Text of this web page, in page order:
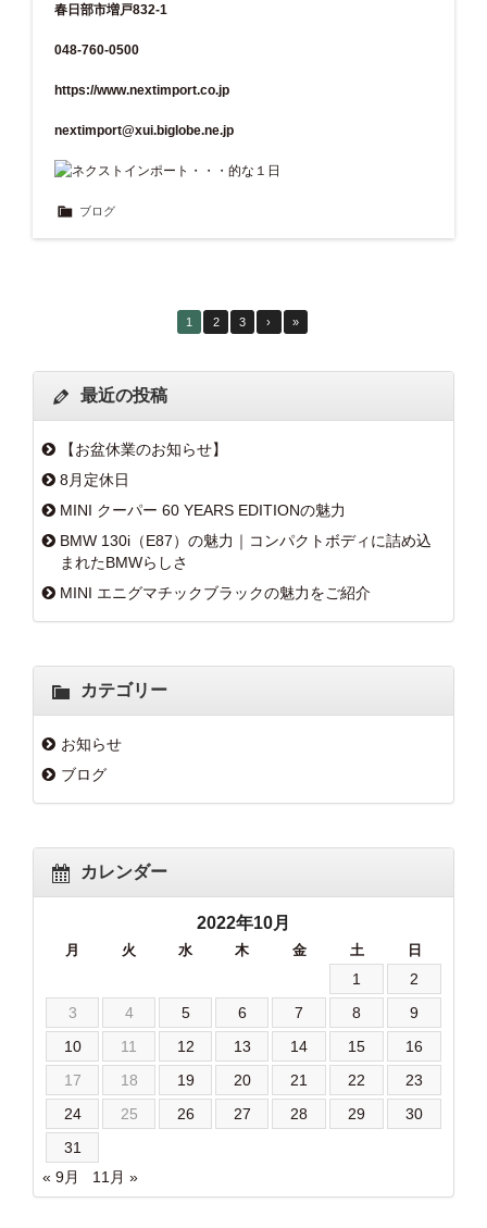
春日部市増戸832-1
048-760-0500
https://www.nextimport.co.jp
nextimport@xui.biglobe.ne.jp
ブログ
1 2 3 › »
最近の投稿
【お盆休業のお知らせ】
8月定休日
MINI クーパー 60 YEARS EDITIONの魅力
BMW 130i（E87）の魅力｜コンパクトボディに詰め込
まれたBMWらしさ
MINI エニグマチックブラックの魅力をご紹介
カテゴリー
お知らせ
ブログ
カレンダー
2022年10月
月 火 水 木 金 土 日
1
2
3
4 5 6 7 8
9
10
11 12 13 14 15
16
17
18 19 20 21 22
23
24
25 26 27 28 29
30
31
« 9月
11月 »